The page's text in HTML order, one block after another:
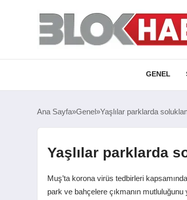
GENEL
Ana Sayfa Genel Yaşlılar parklarda
Yaşlılar parklarda
Muş’ta korona virüs tedbirleri
park ve bahçelere çıkmanın mutluluğunu